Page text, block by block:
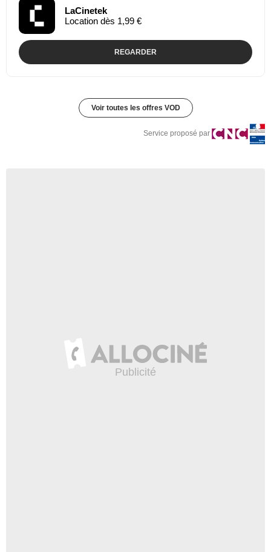
LaCinetek
Location dès 1,99 €
REGARDER
Voir toutes les offres VOD
Service proposé par